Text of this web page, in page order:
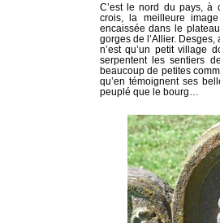
C’est le nord du pays, à
crois, la meilleure
encaissée dans le
gorges de l’Allier.
n’est qu’un petit village
serpentent les sentiers
beaucoup de petites
qu’en témoignent ses
peuplé que le bourg…